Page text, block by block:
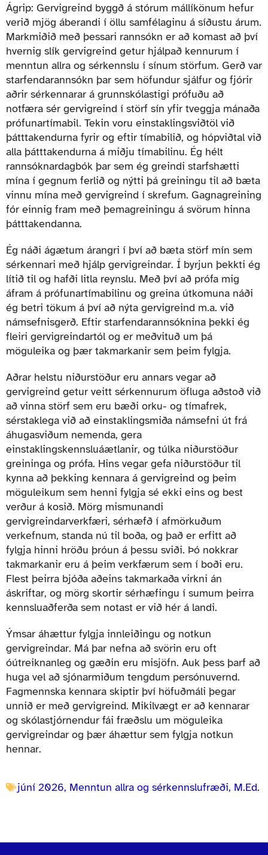
Ágrip: Gervigreind byggð á stórum mállíkönum hefur
verið mjög áberandi í öllu samfélaginu á síðustu árum.
Markmiðið með þessari rannsókn er að komast að því
hvernig slík gervigreind getur hjálpað kennurum í
menntun allra og sérkennslu í sínum störfum. Gerð var
starfendarannsókn þar sem höfundur sjálfur og fjórir
aðrir sérkennarar á grunnskólastigi prófuðu að
notfæra sér gervigreind í störf sín yfir tveggja mánaða
prófunartímabil. Tekin voru einstaklingsviðtöl við
þátttakendurna fyrir og eftir tímabilið, og hópviðtal við
alla þátttakendurna á miðju tímabilinu. Ég hélt
rannsóknardagbók þar sem ég greindi starfshætti
mína í gegnum ferlið og nýtti þá greiningu til að bæta
vinnu mína með gervigreind í skrefum. Gagnagreining
fór einnig fram með þemagreiningu á svörum hinna
þátttakendanna.
Ég náði ágætum árangri í því að bæta störf mín sem
sérkennari með hjálp gervigreindar. Í byrjun þekkti ég
lítið til og hafði litla reynslu. Með því að prófa mig
áfram á prófunartímabilinu og greina útkomuna náði
ég betri tökum á því að nýta gervigreind m.a. við
námsefnisgerð. Eftir starfendarannsóknina þekki ég
fleiri gervigreindartól og er meðvituð um þá
möguleika og þær takmarkanir sem þeim fylgja.
Aðrar helstu niðurstöður eru annars vegar að
gervigreind getur veitt sérkennurum öfluga aðstoð við
að vinna störf sem eru bæði orku- og tímafrek,
sérstaklega við að einstaklingsmiða námsefni út frá
áhugasviðum nemenda, gera
einstaklingskennsluáætlanir, og túlka niðurstöður
greininga og prófa. Hins vegar gefa niðurstöður til
kynna að þekking kennara á gervigreind og þeim
möguleikum sem henni fylgja sé ekki eins og best
verður á kosið. Mörg mismunandi
gervigreindarverkfæri, sérhæfð í afmörkuðum
verkefnum, standa nú til boða, og það er erfitt að
fylgja hinni hröðu þróun á þessu sviði. Þó nokkrar
takmarkanir eru á þeim verkfærum sem í boði eru.
Flest þeirra bjóða aðeins takmarkaða virkni án
áskriftar, og mörg skortir sérhæfingu í sumum þeirra
kennsluaðferða sem notast er við hér á landi.
Ýmsar áhættur fylgja innleiðingu og notkun
gervigreindar. Má þar nefna að svörin eru oft
óútreiknanleg og gæðin eru misjöfn. Auk þess þarf að
huga vel að sjónarmiðum tengdum persónuvernd.
Fagmennska kennara skiptir því höfuðmáli þegar
unnið er með gervigreind. Mikilvægt er að kennarar
og skólastjórnendur fái fræðslu um möguleika
gervigreindar og þær áhættur sem fylgja notkun
hennar.
júní 2026, Menntun allra og sérkennslufræði, M.Ed.